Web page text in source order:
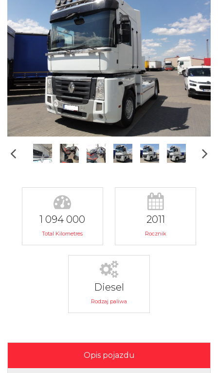
1 094 000
Total Kilometres
2011
Rocznik
Diesel
Rodzaj paliwa
Opis pojazdu